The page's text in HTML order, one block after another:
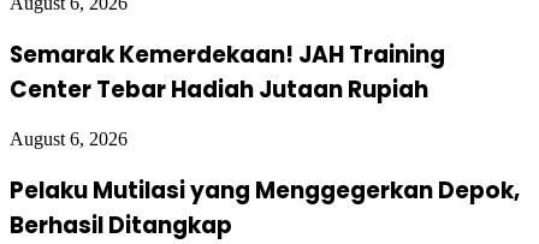
Semarak Kemerdekaan! JAH Training
Center Tebar Hadiah Jutaan Rupiah
August 6, 2026
Pelaku Mutilasi yang Menggegerkan Depok,
Berhasil Ditangkap